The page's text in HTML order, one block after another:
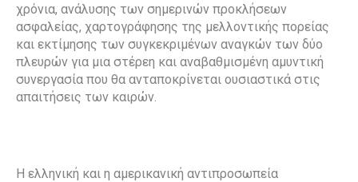
χρόνια, ανάλυσης των σημερινών προκλήσεων
ασφαλείας, χαρτογράφησης της μελλοντικής πορείας
και εκτίμησης των συγκεκριμένων αναγκών των δύο
πλευρών για μια στέρεη και αναβαθμισμένη αμυντική
συνεργασία που θα ανταποκρίνεται ουσιαστικά στις
απαιτήσεις των καιρών.
Η ελληνική και η αμερικανική αντιπροσωπεία